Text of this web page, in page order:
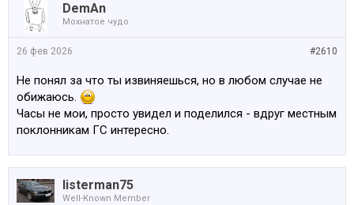
DemAn
Мохнатое чудо
#2610
26 фев 2026
Не понял за что ты извиняешься, но в любом случае не
обижаюсь.
Часы не мои, просто увидел и поделился - вдруг местным
поклонникам ГС интересно.
listerman75
Well-Known Member